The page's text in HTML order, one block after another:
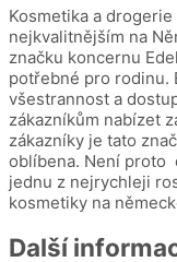
Kosmetika a
nejkvalitnějším na
značku koncernu
potřebné pro rodinu.
všestrannost a
zákazníkům nabízet
zákazníky je tato
oblíbena. Není proto
jednu z nejrychleji
kosmetiky na
Další